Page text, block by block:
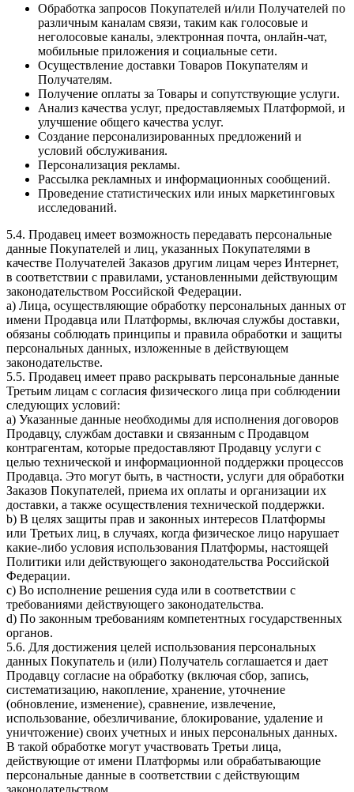
Обработка запросов Покупателей и/или Получателей по
различным каналам связи, таким как голосовые и
неголосовые каналы, электронная почта, онлайн-чат,
мобильные приложения и социальные сети.
Осуществление доставки Товаров Покупателям и
Получателям.
Получение оплаты за Товары и сопутствующие услуги.
Анализ качества услуг, предоставляемых Платформой, и
улучшение общего качества услуг.
Создание персонализированных предложений и
условий обслуживания.
Персонализация рекламы.
Рассылка рекламных и информационных сообщений.
Проведение статистических или иных маркетинговых
исследований.
5.4. Продавец имеет возможность передавать персональные
данные Покупателей и лиц, указанных Покупателями в
качестве Получателей Заказов другим лицам через Интернет,
в соответствии с правилами, установленными действующим
законодательством Российской Федерации.
a) Лица, осуществляющие обработку персональных данных от
имени Продавца или Платформы, включая службы доставки,
обязаны соблюдать принципы и правила обработки и защиты
персональных данных, изложенные в действующем
законодательстве.
5.5. Продавец имеет право раскрывать персональные данные
Третьим лицам с согласия физического лица при соблюдении
следующих условий:
a) Указанные данные необходимы для исполнения договоров
Продавцу, службам доставки и связанным с Продавцом
контрагентам, которые предоставляют Продавцу услуги с
целью технической и информационной поддержки процессов
Продавца. Это могут быть, в частности, услуги для обработки
Заказов Покупателей, приема их оплаты и организации их
доставки, а также осуществления технической поддержки.
b) В целях защиты прав и законных интересов Платформы
или Третьих лиц, в случаях, когда физическое лицо нарушает
какие-либо условия использования Платформы, настоящей
Политики или действующего законодательства Российской
Федерации.
c) Во исполнение решения суда или в соответствии с
требованиями действующего законодательства.
d) По законным требованиям компетентных государственных
органов.
5.6. Для достижения целей использования персональных
данных Покупатель и (или) Получатель соглашается и дает
Продавцу согласие на обработку (включая сбор, запись,
систематизацию, накопление, хранение, уточнение
(обновление, изменение), сравнение, извлечение,
использование, обезличивание, блокирование, удаление и
уничтожение) своих учетных и иных персональных данных.
В такой обработке могут участвовать Третьи лица,
действующие от имени Платформы или обрабатывающие
персональные данные в соответствии с действующим
законодательством.